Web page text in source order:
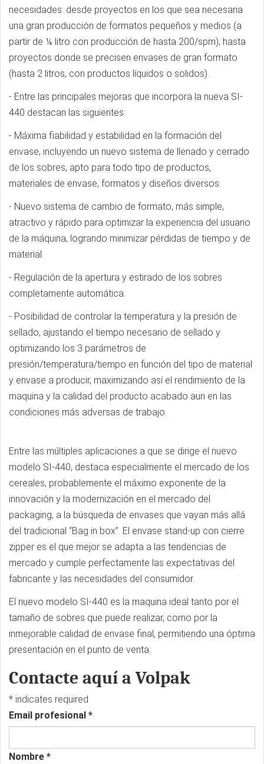
necesidades: desde proyectos en los que sea necesaria
una gran producción de formatos pequeños y medios (a
partir de ¼ litro con producción de hasta 200/spm); hasta
proyectos donde se precisen envases de gran formato
(hasta 2 litros, con productos líquidos o solidos).
- Entre las principales mejoras que incorpora la nueva SI-
440 destacan las siguientes:
- Máxima fiabilidad y estabilidad en la formación del
envase, incluyendo un nuevo sistema de llenado y cerrado
de los sobres, apto para todo tipo de productos,
materiales de envase, formatos y diseños diversos.
- Nuevo sistema de cambio de formato, más simple,
atractivo y rápido para optimizar la experiencia del usuario
de la máquina, logrando minimizar pérdidas de tiempo y de
material.
- Regulación de la apertura y estirado de los sobres
completamente automática.
- Posibilidad de controlar la temperatura y la presión de
sellado, ajustando el tiempo necesario de sellado y
optimizando los 3 parámetros de
presión/temperatura/tiempo en función del tipo de material
y envase a producir, maximizando así el rendimiento de la
maquina y la calidad del producto acabado aun en las
condiciones más adversas de trabajo.
Entre las múltiples aplicaciones a que se dirige el nuevo
modelo SI-440, destaca especialmente el mercado de los
cereales, probablemente el máximo exponente de la
innovación y la modernización en el mercado del
packaging, a la búsqueda de envases que vayan más allá
del tradicional “Bag in box”. El envase stand-up con cierre
zipper es el que mejor se adapta a las tendencias de
mercado y cumple perfectamente las expectativas del
fabricante y las necesidades del consumidor.
El nuevo modelo SI-440 es la maquina ideal tanto por el
tamaño de sobres que puede realizar, como por la
inmejorable calidad de envase final, permitiendo una óptima
presentación en el punto de venta.
Contacte aquí a Volpak
* indicates required
Email profesional *
Nombre *